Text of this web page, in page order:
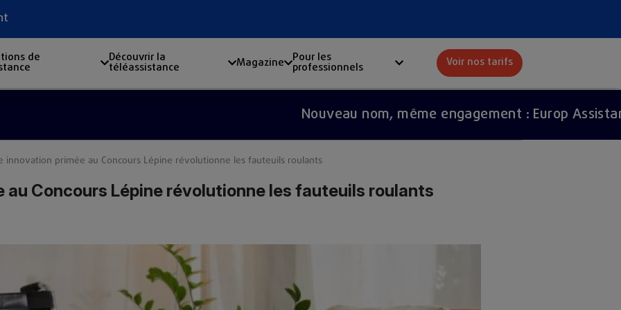
de Découvrir la
téléassistance Magazine Pour les
professionnels Voir nos tarifs
Nouveau nom, même engagement : Europ Assistance
innovation primée au Concours Lépine révolutionne les fauteuils roulants
au Concours Lépine révolutionne les fauteuils roulants